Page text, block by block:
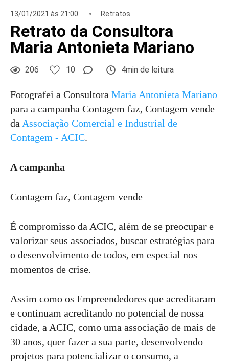
13/01/2021 às 21:00 Retratos
Retrato da Consultora
Maria Antonieta Mariano
206 10 4min de leitura
Fotografei a Consultora Maria Antonieta Mariano
para a campanha Contagem faz, Contagem vende
da Associação Comercial e Industrial de
Contagem - ACIC.
A campanha
Contagem faz, Contagem vende
É compromisso da ACIC, além de se preocupar e
valorizar seus associados, buscar estratégias para
o desenvolvimento de todos, em especial nos
momentos de crise.
Assim como os Empreendedores que acreditaram
e continuam acreditando no potencial de nossa
cidade, a ACIC, como uma associação de mais de
30 anos, quer fazer a sua parte, desenvolvendo
projetos para potencializar o consumo, a